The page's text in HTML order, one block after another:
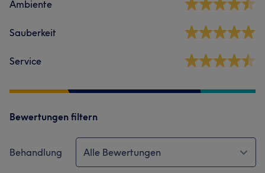
Ambiente
Sauberkeit
Service
Bewertungen filtern
Behandlung Alle Bewertungen